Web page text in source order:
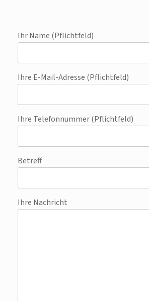
Ihr Name (Pflichtfeld)
Ihre E-Mail-Adresse (Pflichtfeld)
Ihre Telefonnummer (Pflichtfeld)
Betreff
Ihre Nachricht